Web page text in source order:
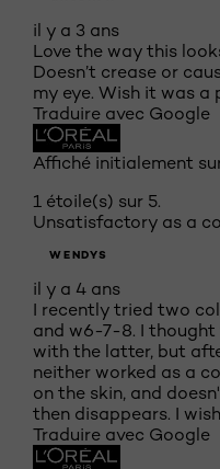
il y a 3 ans
Love the way this
Doesn’t crease or
my eye. Wish it was a
Traduire avec Google
Affiché initialement
1 étoile(s) sur 5.
Unsatisfactory as a
WENDYS
il y a 4 ans
I recently tried two
and w6-7-8. I
with the latter, but
neither worked as a
on the skin, and
then disappears. I
Traduire avec Google